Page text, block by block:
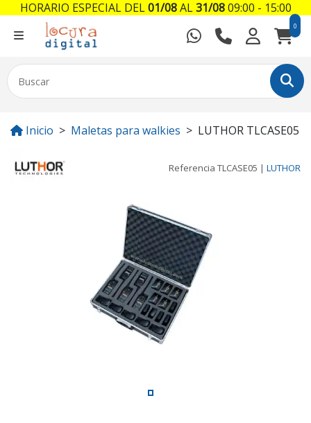
0
Inicio Maletas para walkies LUTHOR TLCASE05
Referencia TLCASE05 | LUTHOR
HORARIO ESPECIAL DEL01/08AL31/0809:00 - 15:00